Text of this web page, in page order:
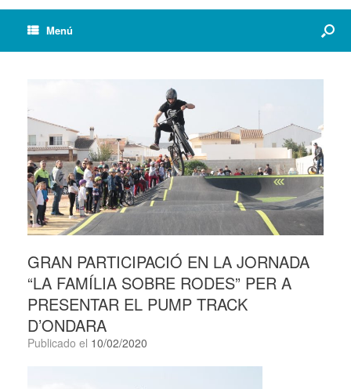
Menú
GRAN PARTICIPACIÓ EN LA JORNADA
“LA FAMÍLIA SOBRE RODES” PER A
PRESENTAR EL PUMP TRACK
D’ONDARA
Publicado el 10/02/2020